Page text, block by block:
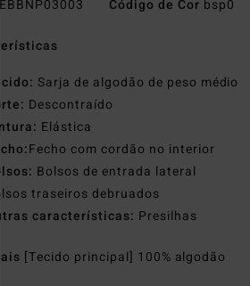
EBBNP03003 Código de Cor bsp0
Sarja de algodão de peso médio
Descontraído
Elástica
Fecho com cordão no interior
Bolsos de entrada lateral
traseiros debruados
características: Presilhas
[Tecido principal] 100% algodão